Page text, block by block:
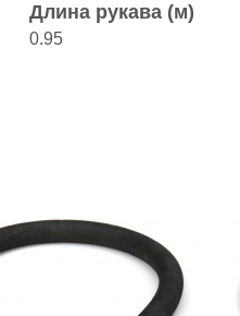
Длина рукава (м)
0.95